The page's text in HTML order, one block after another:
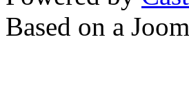
Based on a